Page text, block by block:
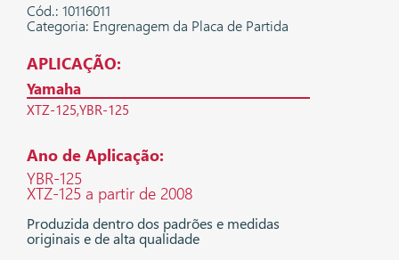
Cód.: 10116011
Categoria: Engrenagem da Placa de Partida
APLICAÇÃO:
Yamaha
XTZ-125 YBR-125
Ano de Aplicação:
YBR-125
XTZ-125 a partir de 2008
Produzida dentro dos padrões e medidas
originais e de alta qualidade